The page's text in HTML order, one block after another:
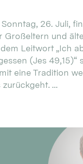
26. Juli,
Großeltern und
Leitwort „Ich
(Jes 49,15)“
eine Tradition
...